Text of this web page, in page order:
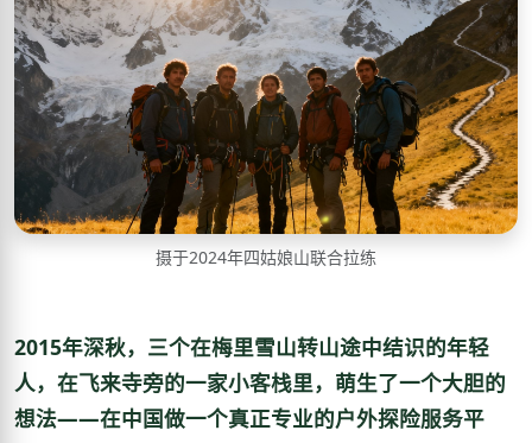
摄于2024年四姑娘山联合拉练
2015年深秋，三个在梅里雪山转山途中结识的年轻
人，在飞来寺旁的一家小客栈里，萌生了一个大胆的
想法——在中国做一个真正专业的户外探险服务平